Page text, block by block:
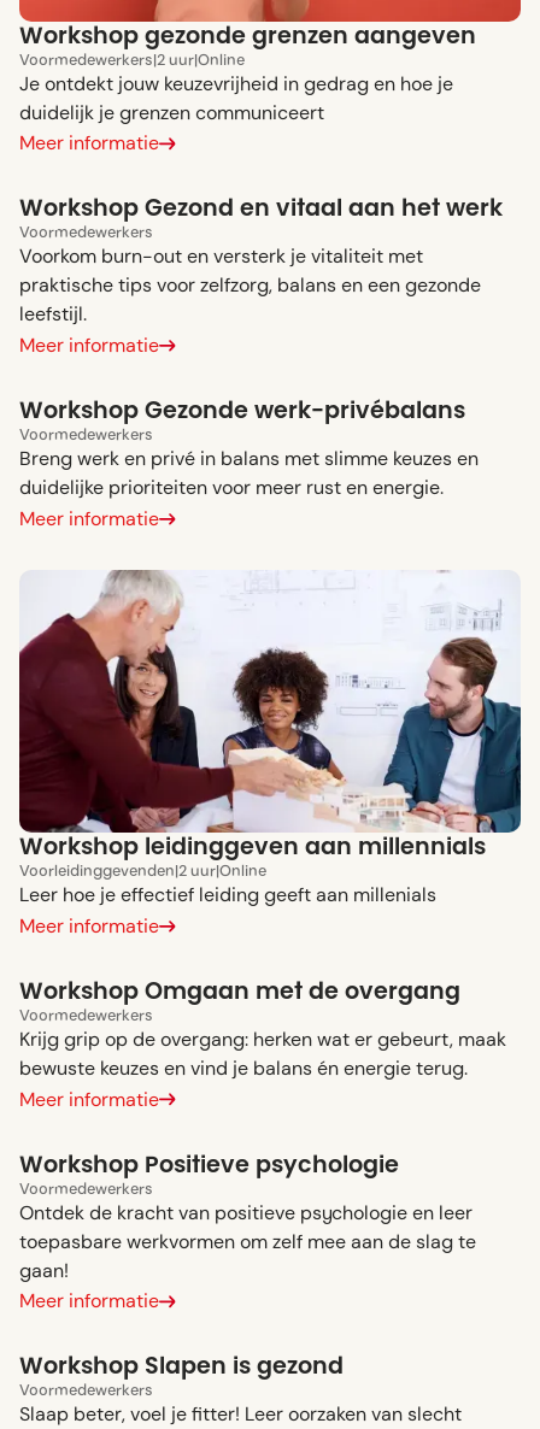
Workshop gezonde grenzen aangeven
Voormedewerkers|2 uur|Online
Je ontdekt jouw keuzevrijheid in gedrag en hoe je
duidelijk je grenzen communiceert
Meer informatie
Workshop Gezond en vitaal aan het werk
Voormedewerkers
Voorkom burn-out en versterk je vitaliteit met
praktische tips voor zelfzorg, balans en een gezonde
leefstijl.
Meer informatie
Workshop Gezonde werk-privébalans
Voormedewerkers
Breng werk en privé in balans met slimme keuzes en
duidelijke prioriteiten voor meer rust en energie.
Meer informatie
Workshop leidinggeven aan millennials
Voorleidinggevenden|2 uur|Online
Leer hoe je effectief leiding geeft aan millenials
Meer informatie
Workshop Omgaan met de overgang
Voormedewerkers
Krijg grip op de overgang: herken wat er gebeurt, maak
bewuste keuzes en vind je balans én energie terug.
Meer informatie
Workshop Positieve psychologie
Voormedewerkers
Ontdek de kracht van positieve psychologie en leer
toepasbare werkvormen om zelf mee aan de slag te
gaan!
Meer informatie
Workshop Slapen is gezond
Voormedewerkers
Slaap beter, voel je fitter! Leer oorzaken van slecht